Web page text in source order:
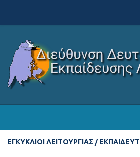
ΕΓΚΎΚΛΙΟΙ ΛΕΙΤΟΥΡΓΊΑΣ /